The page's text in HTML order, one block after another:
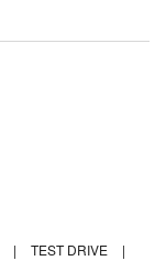
| TEST DRIVE
|